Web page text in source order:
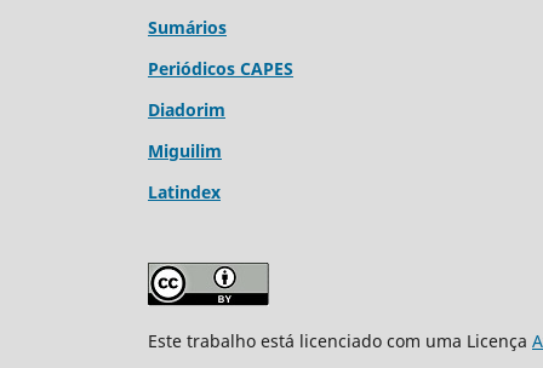
Sumários
Periódicos CAPES
Diadorim
Miguilim
Latindex
Este trabalho está licenciado com uma Licença